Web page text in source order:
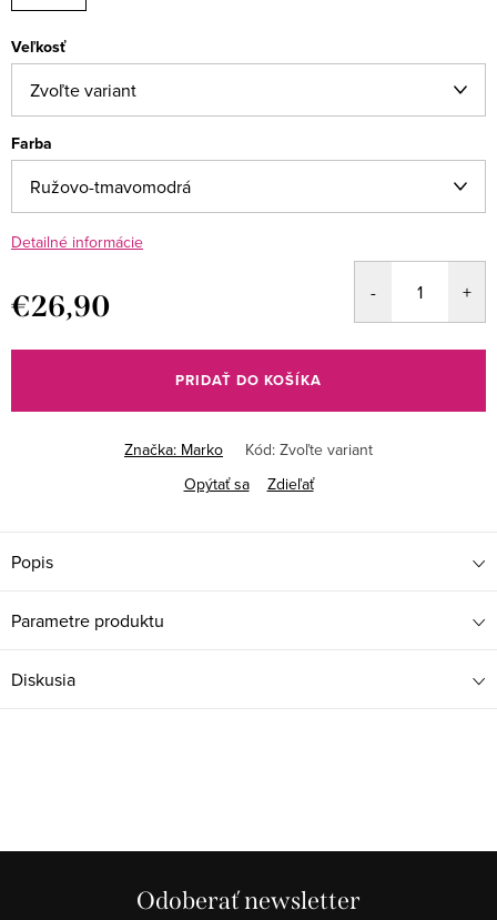
Veľkosť
Farba
Detailné informácie
€26,90
cena:
PRIDAŤ DO KOŠÍKA
Značka: Marko Kód: Zvoľte variant
Opýtať sa
Zdieľať
Popis
Parametre produktu
Diskusia
Odoberať newsletter